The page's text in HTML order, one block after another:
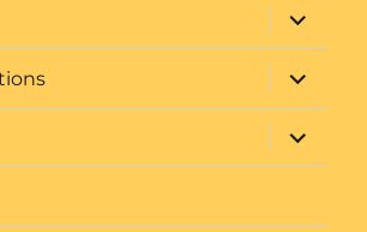
ouvrir
le
sous-
menu
ouvrir
le
sous-
menu
ouvrir
le
sous-